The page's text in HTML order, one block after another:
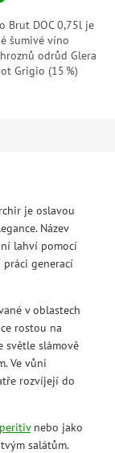
Brut DOC 0,75l je
šumivé víno
odrůd Glera
Grigio (15 %)
je oslavou
Název
lahví pomocí
generací
v oblastech
rostou na
světle slámově
Ve vůni
rozvíjejí do
nebo jako
salátům.